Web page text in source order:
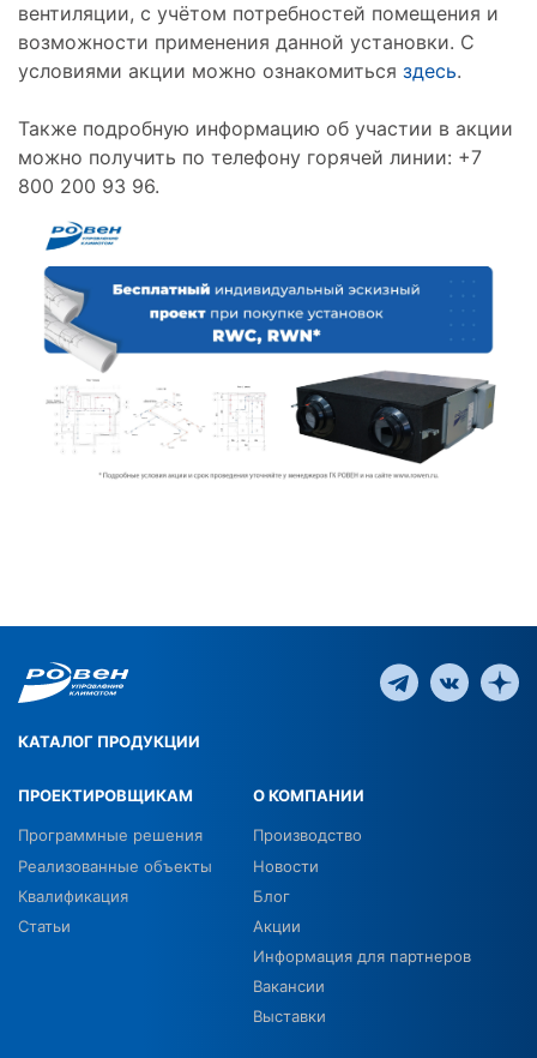
вентиляции, с учётом потребностей помещения и
возможности применения данной установки. С
условиями акции можно ознакомиться здесь.
Также подробную информацию об участии в акции
можно получить по телефону горячей линии: +7
800 200 93 96.
КАТАЛОГ ПРОДУКЦИИ
ПРОЕКТИРОВЩИКАМ
Программные решения
Реализованные объекты
Квалификация
Статьи
О КОМПАНИИ
Производство
Новости
Блог
Акции
Информация для партнеров
Вакансии
Выставки